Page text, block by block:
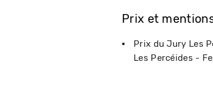
Prix et
Prix du Jury Les
Les Percéides -